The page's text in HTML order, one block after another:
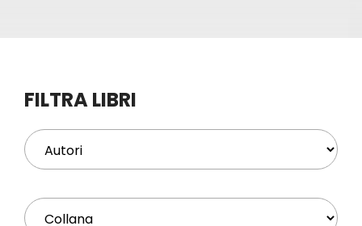
Profilo
FILTRA LIBRI